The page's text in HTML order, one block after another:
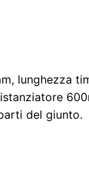
lunghezza
del giunto.